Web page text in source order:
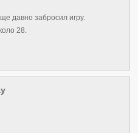
давно забросил игру.
28.